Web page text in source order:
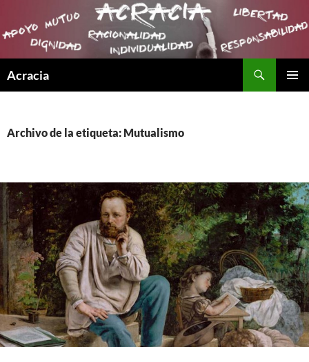
Acracia
Archivo de la etiqueta: Mutualismo